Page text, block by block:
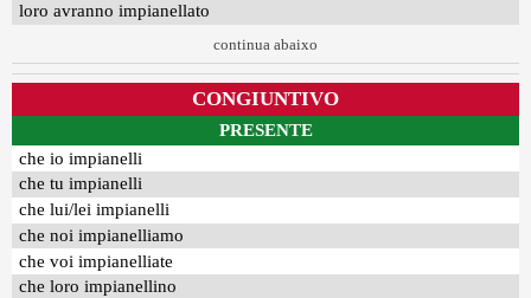
loro avranno impianellato
continua abaixo
CONGIUNTIVO
PRESENTE
che io impianelli
che tu impianelli
che lui/lei impianelli
che noi impianelliamo
che voi impianelliate
che loro impianellino